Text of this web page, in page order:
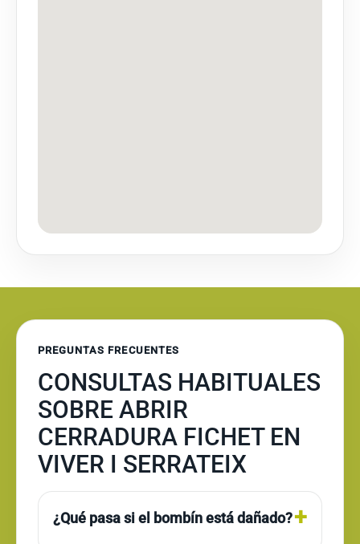
PREGUNTAS FRECUENTES
CONSULTAS HABITUALES
SOBRE ABRIR
CERRADURA FICHET EN
VIVER I SERRATEIX
¿Qué pasa si el bombín está dañado?